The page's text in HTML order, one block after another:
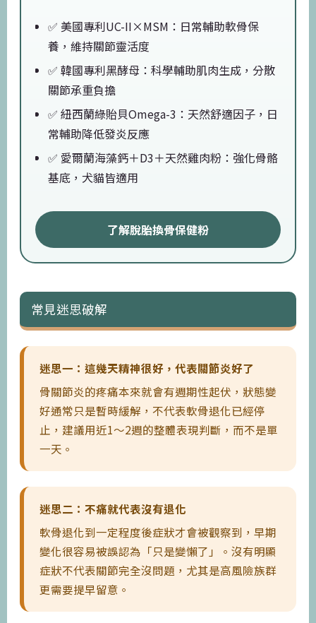
✅ 美國專利UC-II×MSM：日常輔助軟骨保
養，維持關節靈活度
✅ 韓國專利黑酵母：科學輔助肌肉生成，分散
關節承重負擔
✅ 紐西蘭綠貽貝Omega-3：天然舒適因子，日
常輔助降低發炎反應
✅ 愛爾蘭海藻鈣＋D3＋天然雞肉粉：強化骨骼
基底，犬貓皆適用
了解脫胎換骨保健粉
常見迷思破解
迷思一：這幾天精神很好，代表關節炎好了
骨關節炎的疼痛本來就會有週期性起伏，狀態變
好通常只是暫時緩解，不代表軟骨退化已經停
止，建議用近1〜2週的整體表現判斷，而不是單
一天。
迷思二：不痛就代表沒有退化
軟骨退化到一定程度後症狀才會被觀察到，早期
變化很容易被誤認為「只是變懶了」。沒有明顯
症狀不代表關節完全沒問題，尤其是高風險族群
更需要提早留意。